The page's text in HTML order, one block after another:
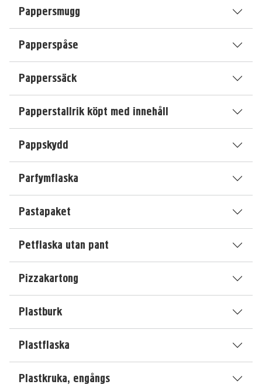
Pappersmugg
Papperspåse
Papperssäck
Papperstallrik köpt med innehåll
Pappskydd
Parfymflaska
Pastapaket
Petflaska utan pant
Pizzakartong
Plastburk
Plastflaska
Plastkruka, engångs